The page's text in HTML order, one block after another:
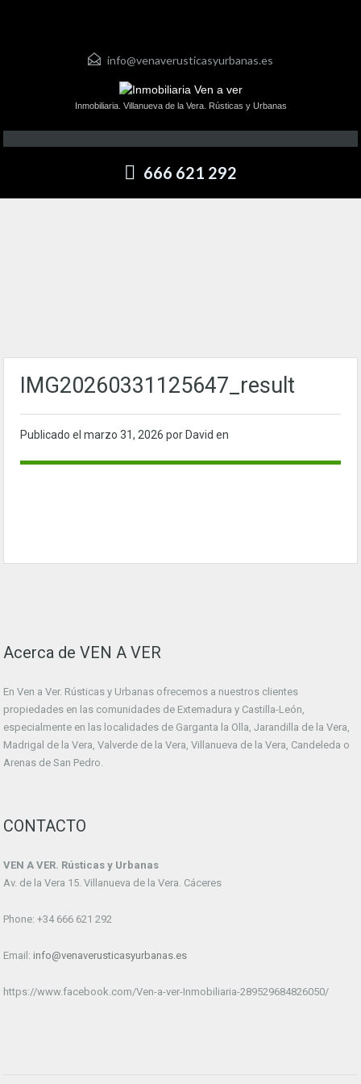
info@venaverusticasyurbanas.es
Inmobiliaria. Villanueva de la Vera. Rústicas y Urbanas
666 621 292
IMG20260331125647_result
Publicado el marzo 31, 2026 por David en
Acerca de VEN A VER
En Ven a Ver. Rústicas y Urbanas ofrecemos a nuestros clientes
propiedades en las comunidades de Extemadura y Castilla-León,
especialmente en las localidades de Garganta la Olla, Jarandilla de la Vera,
Madrigal de la Vera, Valverde de la Vera, Villanueva de la Vera, Candeleda o
Arenas de San Pedro.
CONTACTO
VEN A VER. Rústicas y Urbanas
Av. de la Vera 15. Villanueva de la Vera. Cáceres
Phone: +34 666 621 292
Email: info@venaverusticasyurbanas.es
https://www.facebook.com/Ven-a-ver-Inmobiliaria-289529684826050/